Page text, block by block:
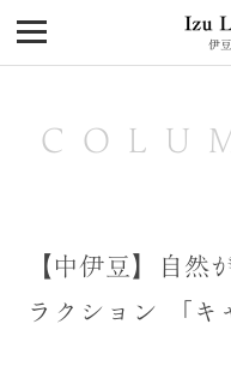
伊
MENU
NEWS
東伊豆
【中伊豆】自然
ラクション 「キ